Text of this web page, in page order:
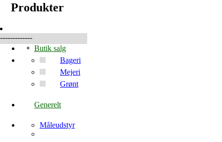
Produkter
-------------
Butik salg
Bageri
Mejeri
Grønt
Generelt
Måleudstyr